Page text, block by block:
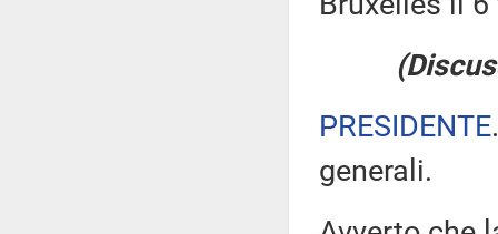
PRESIDENTE
generali.